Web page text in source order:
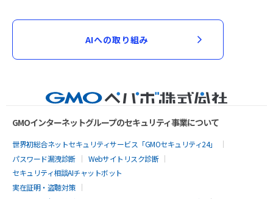
AIへの取り組み
GMOインターネットグループのセキュリティ事業について
世界初総合ネットセキュリティサービス「GMOセキュリティ24」
パスワード漏洩診断
Webサイトリスク診断
セキュリティ相談AIチャットボット
実在証明・盗聴対策